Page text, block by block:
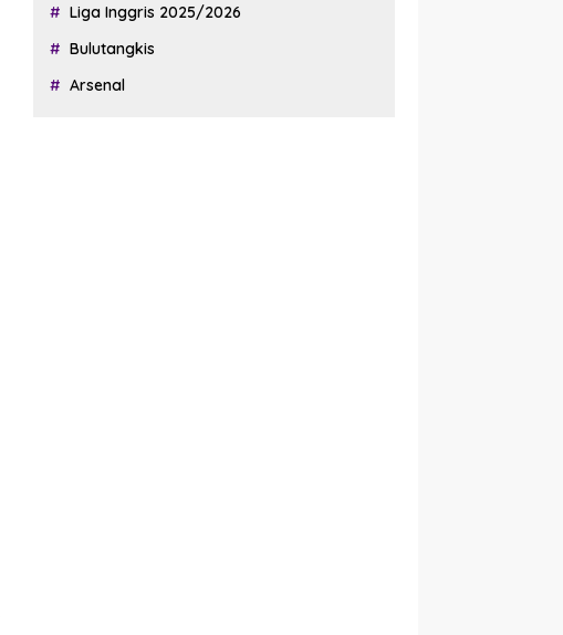
Liga Inggris 2025/2026
Bulutangkis
Arsenal